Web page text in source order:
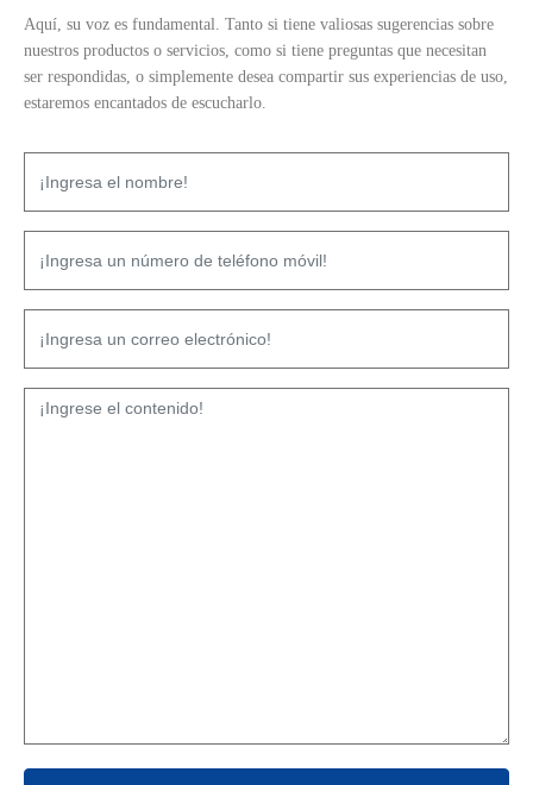
Aquí, su voz es fundamental. Tanto si tiene valiosas sugerencias sobre
nuestros productos o servicios, como si tiene preguntas que necesitan
ser respondidas, o simplemente desea compartir sus experiencias de uso,
estaremos encantados de escucharlo.